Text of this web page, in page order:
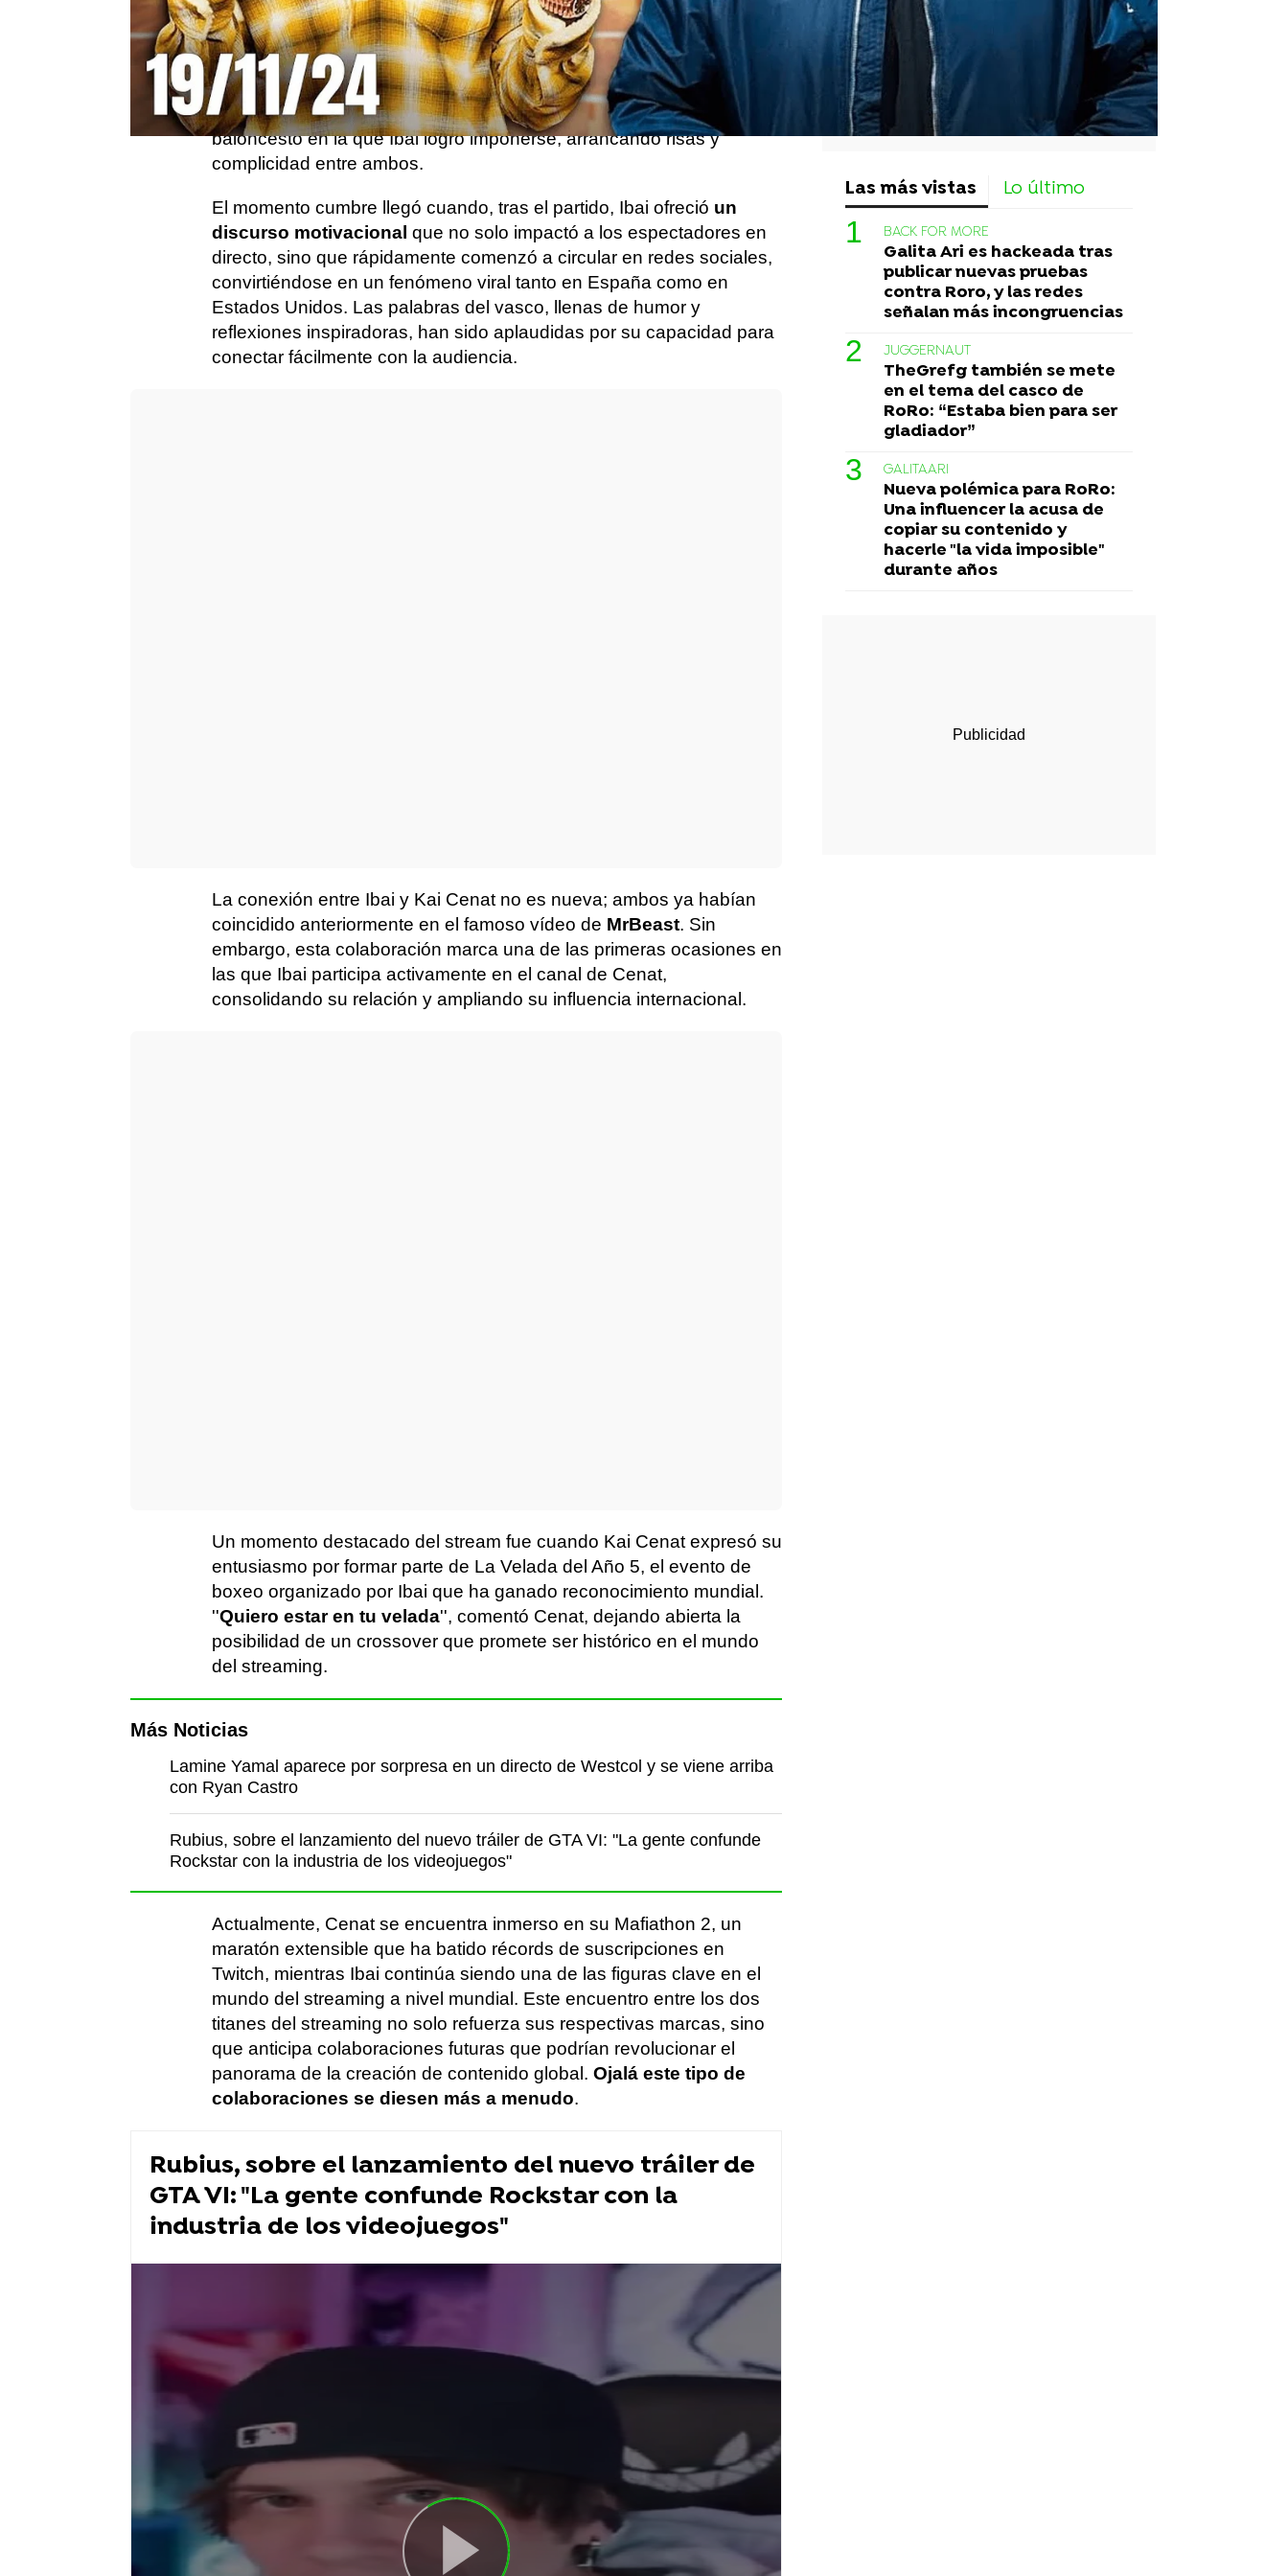
El streamer españolIbai Llanoshizo ayer una aparición destacada
en el canal deKai Cenat, considerado actualmente el streamer con
más suscripciones del mundo gracias a su exitosoMafiathon 2
Durante la retransmisión, ambos creadores de contenido
protagonizaron un divertido encuentro que incluyó una partida de
baloncesto en la que Ibai logró imponerse, arrancando risas y
complicidad entre ambos.
El momento cumbre llegó cuando, tras el partido, Ibai ofreció un
discurso motivacional que no solo impactó a los espectadores en
directo, sino que rápidamente comenzó a circular en redes sociales,
convirtiéndose en un fenómeno viral tanto en España como en
Estados Unidos. Las palabras del vasco, llenas de humor y
reflexiones inspiradoras, han sido aplaudidas por su capacidad para
conectar fácilmente con la audiencia.
La conexión entre Ibai y Kai Cenat no es nueva; ambos ya habían
coincidido anteriormente en el famoso vídeo de MrBeast. Sin
embargo, esta colaboración marca una de las primeras ocasiones en
las que Ibai participa activamente en el canal de Cenat,
consolidando su relación y ampliando su influencia internacional.
Un momento destacado del stream fue cuando Kai Cenat expresó su
entusiasmo por formar parte de La Velada del Año 5, el evento de
boxeo organizado por Ibai que ha ganado reconocimiento mundial.
''Quiero estar en tu velada'', comentó Cenat, dejando abierta la
posibilidad de un crossover que promete ser histórico en el mundo
del streaming.
Más Noticias
Lamine Yamal aparece por sorpresa en un directo de Westcol y se viene arriba
con Ryan Castro
Rubius, sobre el lanzamiento del nuevo tráiler de GTA VI: "La gente confunde
Rockstar con la industria de los videojuegos"
Actualmente, Cenat se encuentra inmerso en su Mafiathon 2, un
maratón extensible que ha batido récords de suscripciones en
Twitch, mientras Ibai continúa siendo una de las figuras clave en el
mundo del streaming a nivel mundial. Este encuentro entre los dos
titanes del streaming no solo refuerza sus respectivas marcas, sino
que anticipa colaboraciones futuras que podrían revolucionar el
panorama de la creación de contenido global. Ojalá este tipo de
colaboraciones se diesen más a menudo.
Rubius, sobre el lanzamiento del nuevo tráiler de
GTA VI: "La gente confunde Rockstar con la
industria de los videojuegos"
Las más vistas Lo último
BACK FOR MORE
Galita Ari es hackeada tras
publicar nuevas pruebas
contra Roro, y las redes
señalan más incongruencias
JUGGERNAUT
TheGrefg también se mete
en el tema del casco de
RoRo: “Estaba bien para ser
gladiador”
GALITAARI
Nueva polémica para RoRo:
Una influencer la acusa de
copiar su contenido y
hacerle "la vida imposible"
durante años